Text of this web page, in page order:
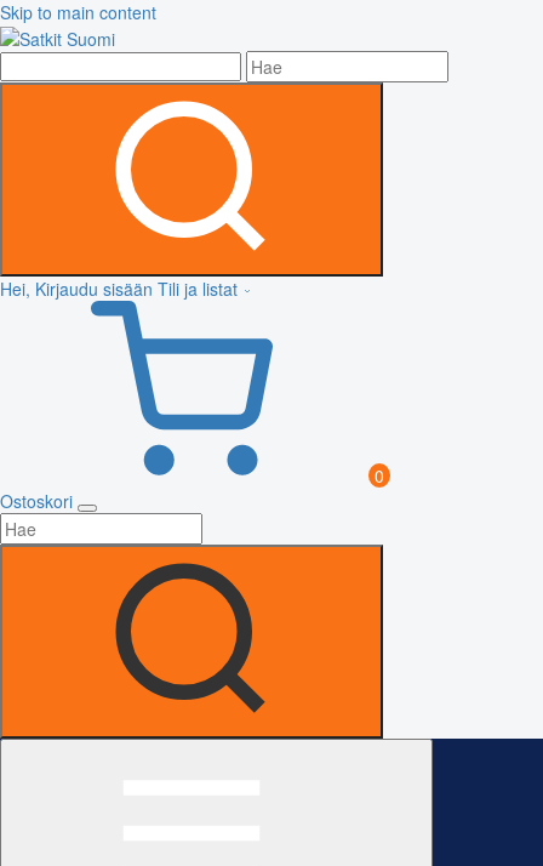
Skip to main content
Hei, Kirjaudu sisään Tili ja listat
0
Ostoskori